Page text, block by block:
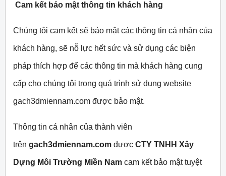
Cam kết bảo mật thông tin khách hàng
Chúng tôi cam kết sẽ bảo mật các thông tin cá nhân của
khách hàng, sẽ nỗ lực hết sức và sử dụng các biện
pháp thích hợp để các thông tin mà khách hàng cung
cấp cho chúng tôi trong quá trình sử dụng website
gach3dmiennam.com được bảo mật.
Thông tin cá nhân của thành viên
trên gach3dmiennam.com được CTY TNHH Xây
Dựng Môi Trường Miền Nam cam kết bảo mật tuyệt